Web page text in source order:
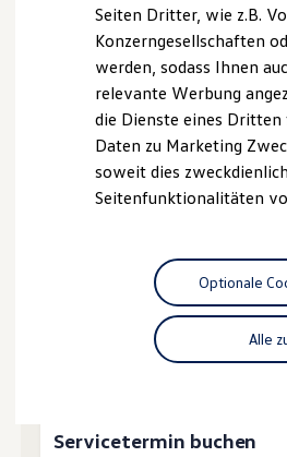
ID. Software
Digitale Extras
Schnittstellen zu
Hybridautos
Marke und Erlebnis
Volkswagen R und R
R-Modelle
Driving Experience
Volkswagen entdecken
Lifestyle Shop
T-Roc Kollektion
Golf Kollektion
ID. Kollektion
Volkswagen
R-Kollektion
#wedriveproud
Wie
Ihnen
Probefahrt vereinbaren
Fahrzeugangebot
Servicetermin buchen
Seiten Dritter, wie z.B.
Konzerngesellschaften
werden, sodass Ihnen
relevante Werbung
die Dienste eines
Daten zu Marketing
soweit dies
Seitenfunktionalitäten
Alle
Optionale